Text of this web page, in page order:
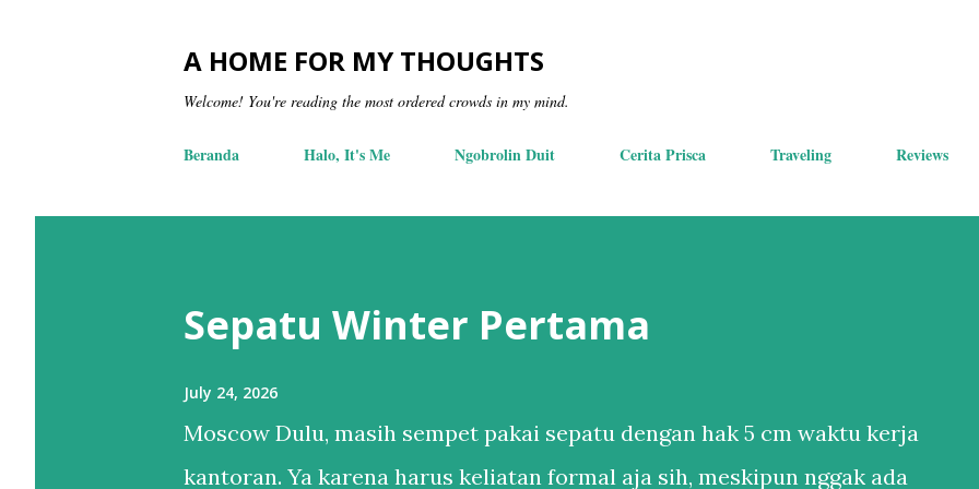
A HOME FOR MY THOUGHTS
Welcome! You're reading the most ordered crowds in my mind.
Beranda Halo, It's Me Ngobrolin Duit Cerita Prisca Traveling Reviews
Sepatu Winter Pertama
July 24, 2026
Moscow Dulu, masih sempet pakai sepatu dengan hak 5 cm waktu kerja
kantoran. Ya karena harus keliatan formal aja sih, meskipun nggak ada